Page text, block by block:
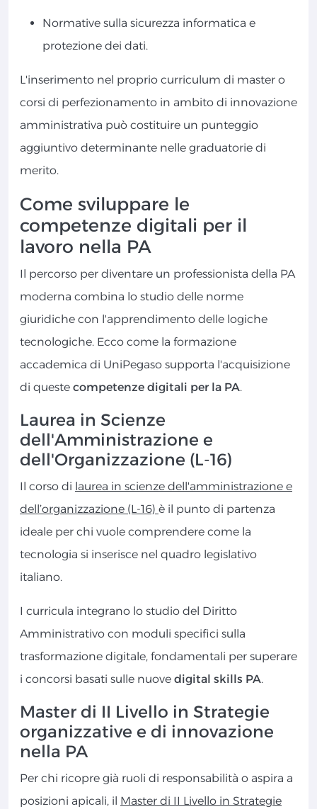
Normative sulla sicurezza informatica e
protezione dei dati.
L'inserimento nel proprio curriculum di master o
corsi di perfezionamento in ambito di innovazione
amministrativa può costituire un punteggio
aggiuntivo determinante nelle graduatorie di
merito.
Come sviluppare le
competenze digitali per il
lavoro nella PA
Il percorso per diventare un professionista della PA
moderna combina lo studio delle norme
giuridiche con l'apprendimento delle logiche
tecnologiche. Ecco come la formazione
accademica di UniPegaso supporta l'acquisizione
di queste competenze digitali per la PA.
Laurea in Scienze
dell'Amministrazione e
dell'Organizzazione (L-16)
Il corso di laurea in scienze dell'amministrazione e
dell’organizzazione (L-16) è il punto di partenza
ideale per chi vuole comprendere come la
tecnologia si inserisce nel quadro legislativo
italiano.
I curricula integrano lo studio del Diritto
Amministrativo con moduli specifici sulla
trasformazione digitale, fondamentali per superare
i concorsi basati sulle nuove digital skills PA.
Master di II Livello in Strategie
organizzative e di innovazione
nella PA
Per chi ricopre già ruoli di responsabilità o aspira a
posizioni apicali, il Master di II Livello in Strategie